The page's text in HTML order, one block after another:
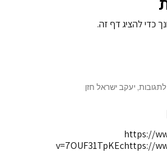
כדי להציג דף זה.
על
יעקב ישראל חזן
https://
v=7OUF31TpKEchttps://